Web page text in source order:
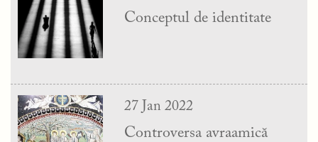
Conceptul de identitate
27 Jan 2022
Controversa avraamică